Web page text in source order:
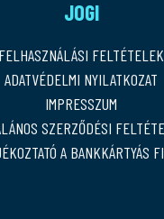
JOGI
FELHASZNÁLÁSI FELTÉTELEK
ADATVÉDELMI NYILATKOZAT
IMPRESSZUM
SZERZŐDÉSI
A BANKKÁRTYÁS